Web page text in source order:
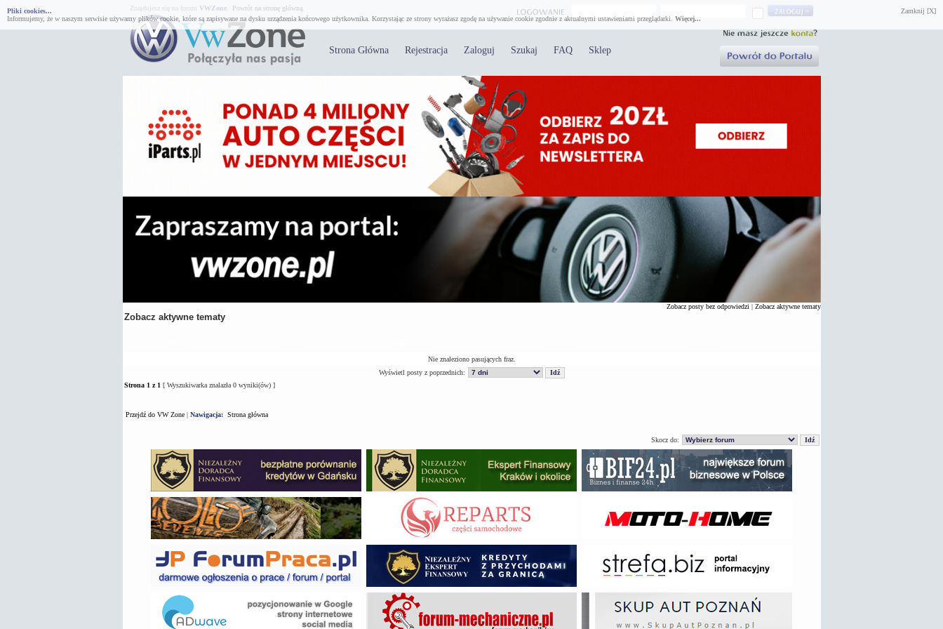
Zamknij [X]
Pliki cookies...
Informujemy, że w naszym serwisie używamy plików cookie, które są zapisywane na dysku urządzenia końcowego użytkownika. Korzystając ze strony wyrażasz zgodę na używanie cookie zgodnie z aktualnymi ustawieniami przeglądarki. Więcej...
Znajdujesz się na forum VWZone. Powrót na stronę główną.
Strona Główna Rejestracja Zaloguj Szukaj FAQ Sklep
Zobacz posty bez odpowiedzi | Zobacz aktywne tematy
Zobacz aktywne tematy
Nie znaleziono pasujących fraz.
Wyświetl posty z poprzednich:
Strona 1 z 1 [ Wyszukiwarka znalazła 0 wyniki(ów) ]
Przejdź do VW Zone| Nawigacja: Strona główna
Skocz do: